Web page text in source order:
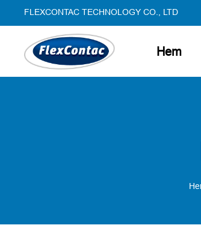
FLEXCONTAC TECHNOLOGY CO., LTD
Hem